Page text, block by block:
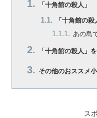
「十角館の殺人」
「十角館の
あの島
「十角館の殺人」
その他のおススメ
ス